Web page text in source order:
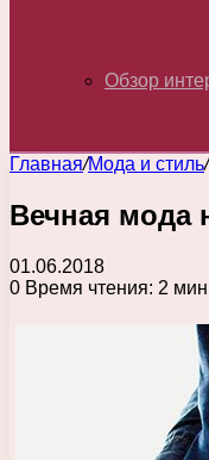
Обзор
Главная/Мода и стиль/
Вечная мода
01.06.2018
0 Время чтения: 2